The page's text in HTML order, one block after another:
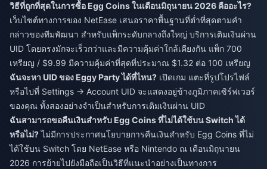
วิธีที่ถูกที่สุดในการซื้อ Egg Coins ในเดือนมิถุนายน 2026 คืออะไร?
เว็บไซต์ทางการของ NetEase เสนอราคาพื้นฐานที่ต่ำที่สุดตามคำ
กล่าวของทีมพัฒนา สำหรับแพ็กระดับกลางถึงใหญ่ บริการเติมเงินผ่าน
UID โดยตรงมักจะเร็วกว่าและมีความคุ้มค่าใกล้เคียงกัน แพ็ก 700
เหรียญ / $9.99 มีความคุ้มค่าที่สุดที่ประมาณ $1.32 ต่อ 100 เหรียญ
ฉันจะหา UID ของ Eggy Party ได้ที่ไหน? เปิดเกม แตะที่รูปโปรไฟล์
หรือไปที่ Settings → Account UID จะแสดงอยู่ข้างภูมิภาคเซิร์ฟเวอร์
ของคุณ ทั้งสองอย่างจำเป็นสำหรับการเติมเงินผ่าน UID
ฉันสามารถขอคืนเงินสำหรับ Egg Coins ที่ไม่ได้ใช้บน Switch ได้
หรือไม่?ไม่มีการประกาศนโยบายการคืนเงินสำหรับ Egg Coins ที่ไม่
ได้ใช้บน Switch โดย NetEase หรือ Nintendo ณ เดือนมิถุนายน
2026 การย้ายไปยังมือถือเป็นวิธีที่แนะนำอย่างเป็นทางการ